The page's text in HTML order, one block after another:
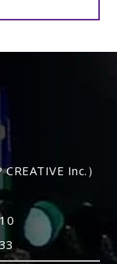
Inc.）